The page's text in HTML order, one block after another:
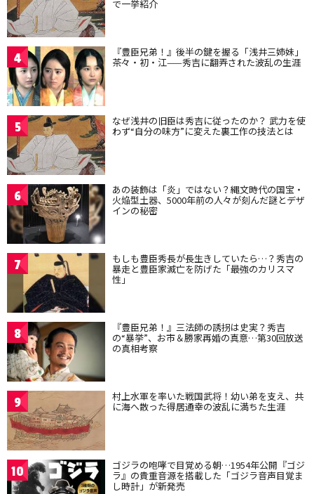
で一挙紹介
4 『豊臣兄弟！』後半の鍵を握る「浅井三姉妹」
茶々・初・江——秀吉に翻弄された波乱の生涯
5 なぜ浅井の旧臣は秀吉に従ったのか？ 武力を使
わず“自分の味方”に変えた裏工作の技法とは
6 あの装飾は「炎」ではない？縄文時代の国宝・
火焔型土器、5000年前の人々が刻んだ謎とデザ
インの秘密
7 もしも豊臣秀長が長生きしていたら…？秀吉の
暴走と豊臣家滅亡を防げた「最強のカリスマ
性」
8 『豊臣兄弟！』三法師の誘拐は史実？秀吉
の“暴挙”、お市＆勝家再婚の真意…第30回放送
の真相考察
9 村上水軍を率いた戦国武将！幼い弟を支え、共
に海へ散った得居通幸の波乱に満ちた生涯
10 ゴジラの咆哮で目覚める朝…1954年公開『ゴジ
ラ』の貴重音源を搭載した「ゴジラ音声目覚ま
し時計」が新発売